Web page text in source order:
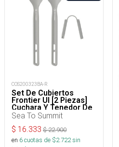
COS200323BA-R
Set De Cubiertos
Frontier Ul [2 Piezas]
Cuchara Y Tenedor De
Mango Largo
Sea To Summit
$ 16.333 $22.900
en 6cuotas de $2.722sin